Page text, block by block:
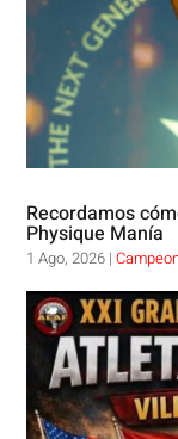
Recordamos
Physique Manía
1 Ago, 2026 |